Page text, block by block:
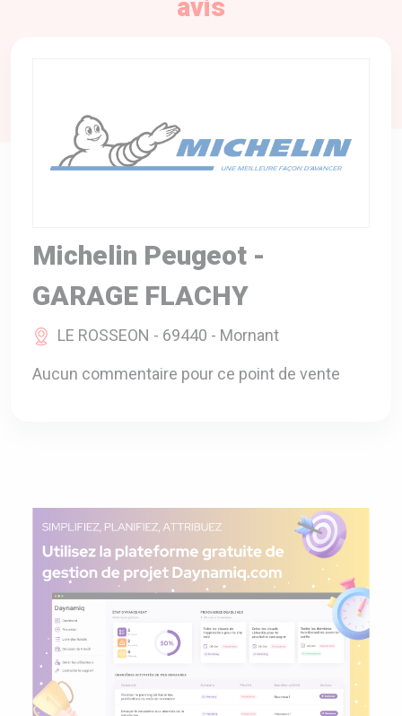
BIO & ENVIRONNEMENT
ENTREPRISE
ANIMAUX
avis
Michelin Peugeot -
GARAGE FLACHY
LE ROSSEON - 69440 - Mornant
Aucun commentaire pour ce point de vente